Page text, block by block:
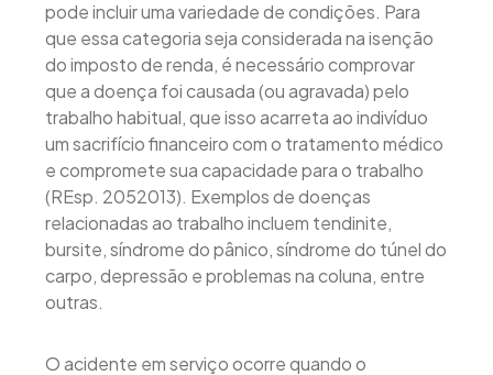
pode incluir uma variedade de condições. Para
que essa categoria seja considerada na isenção
do imposto de renda, é necessário comprovar
que a doença foi causada (ou agravada) pelo
trabalho habitual, que isso acarreta ao indivíduo
um sacrifício financeiro com o tratamento médico
e compromete sua capacidade para o trabalho
(REsp. 2052013). Exemplos de doenças
relacionadas ao trabalho incluem tendinite,
bursite, síndrome do pânico, síndrome do túnel do
carpo, depressão e problemas na coluna, entre
outras.
O acidente em serviço ocorre quando o